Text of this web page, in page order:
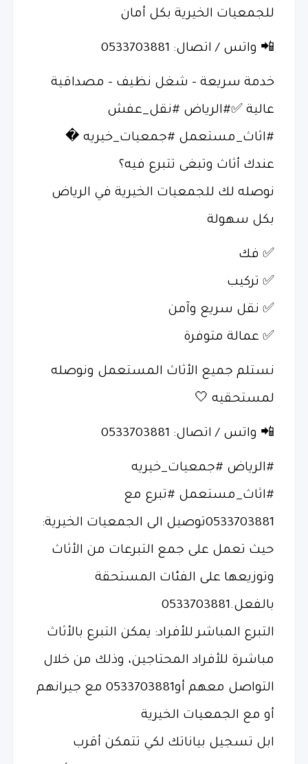
للجمعيات الخيرية بكل أمان
📲 واتس / اتصال: 0533703881
خدمة سريعة – شغل نظيف – مصداقية
عالية ✅#الرياض #نقل_عفش
#اثاث_مستعمل #جمعيات_خيريه �
عندك أثاث وتبغى تتبرع فيه؟
نوصله لك للجمعيات الخيرية في الرياض
بكل سهولة
✅ فك
✅ تركيب
✅ نقل سريع وآمن
✅ عمالة متوفرة
نستلم جميع الأثاث المستعمل ونوصله
لمستحقيه 🤍
📲 واتس / اتصال: 0533703881
#الرياض #جمعيات_خيريه
#اثاث_مستعمل #تبرع مع
0533703881توصيل الى الجمعيات الخيرية:
حيث تعمل على جمع التبرعات من الأثاث
وتوزيعها على الفئات المستحقة
بالفعل.0533703881
التبرع المباشر للأفراد: يمكن التبرع بالأثاث
مباشرة للأفراد المحتاجين، وذلك من خلال
التواصل معهم أو0533703881 مع جيرانهم
أو مع الجمعيات الخيرية
ابل تسجيل بياناتك لكي تتمكن أقرب